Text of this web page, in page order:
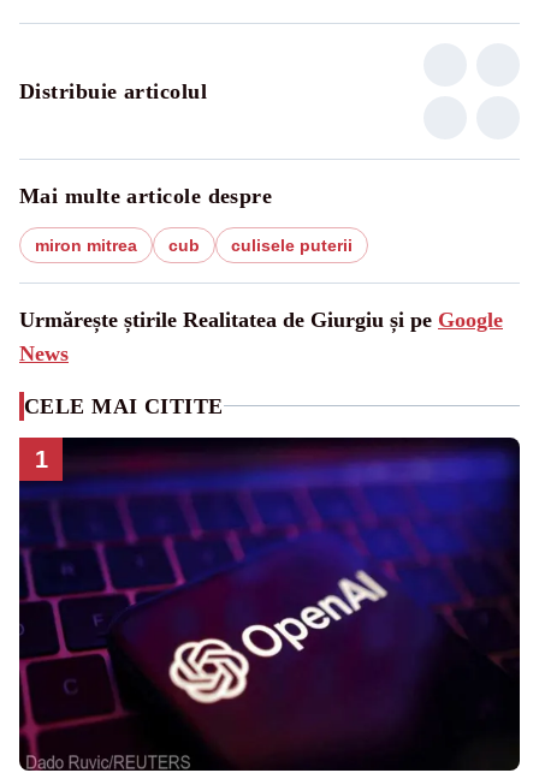
Distribuie articolul
Mai multe articole despre
miron mitrea cub culisele puterii
Urmărește știrile Realitatea de Giurgiu și pe Google
News
CELE MAI CITITE
1